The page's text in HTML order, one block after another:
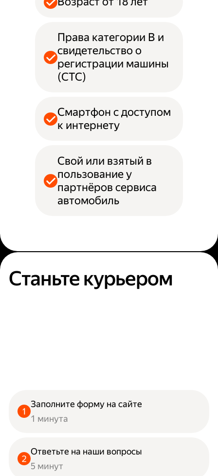
Права категории B и
свидетельство о
регистрации машины
(СТС)
Смартфон с доступом
к интернету
Свой или взятый в
пользование у
партнёров сервиса
автомобиль
Станьте курьером
Заполните форму на сайте
1 минута
Ответьте на наши вопросы
5 минут